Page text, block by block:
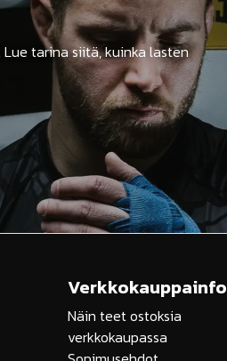
tarina siitä, kuinka lasten
Verkkokauppainfo
Näin teet ostoksia
verkkokaupassa